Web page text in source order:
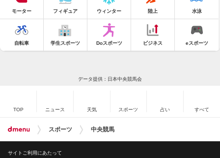
モーター フィギュア ウィンター 陸上 水泳
自転車 学生スポーツ Doスポーツ ビジネス eスポーツ
データ提供：日本中央競馬会
TOP ニュース 天気 スポーツ 占い すべて
スポーツ 中央競馬
サイトご利用にあたって